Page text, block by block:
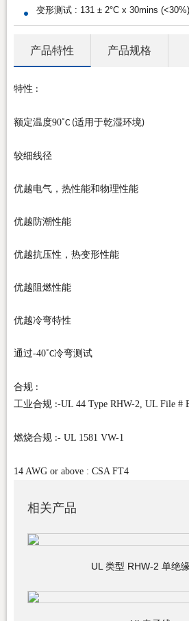
变形测试 : 131 ± 2°C x 30mins (<30%)
产品特性 产品规格
特性 :
额定温度90˚C (适用于乾湿环境)
较细线径
优越电气，热性能和物理性能
优越防潮性能
优越抗压性，热变形性能
优越阻燃性能
优越冷弯特性
通过-40˚C冷弯测试
合规 :
工业合规 :-UL 44 Type RHW-2, UL File #
燃烧合规 :- UL 1581 VW-1
14 AWG or above : CSA FT4
相关产品
UL 类型 RHW-2 单绝